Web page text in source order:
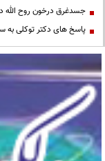
جسدغرق درخون روح
پاسخ های دکتر توکلی به